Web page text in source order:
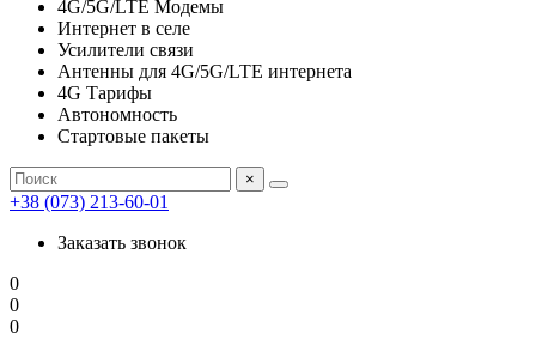
4G/5G/LTE Модемы
Интернет в селе
Усилители связи
Антенны для 4G/5G/LTE интернета
4G Тарифы
Автономность
Стартовые пакеты
×
+38 (073) 213-60-01
Заказать звонок
0
0
0